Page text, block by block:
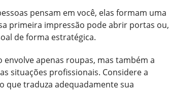
pensam em você, elas formam uma
primeira impressão pode abrir portas ou,
de forma estratégica.
apenas roupas, mas também a
situações profissionais. Considere a
que traduza adequadamente sua